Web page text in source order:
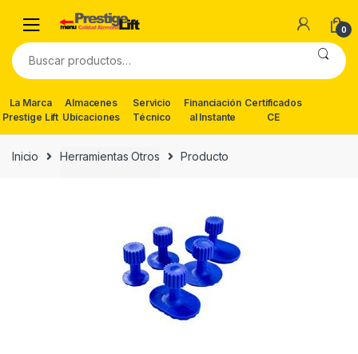
navigation
content
0
Buscar
por:
La Marca
Prestige Lift
Almacenes
Ubicaciones
Servicio
Técnico
Financiación
al Instante
Certificados
CE
Inicio Herramientas Otros Producto